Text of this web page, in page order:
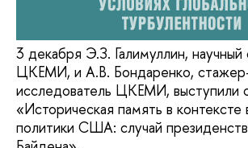
3 декабря Э.З. Галимуллин, научный
ЦКЕМИ, и А.В. Бондаренко,
исследователь ЦКЕМИ, выступили
«Историческая память в контексте
политики США: случай